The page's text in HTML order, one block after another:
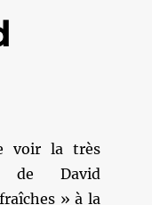
voir la très
de David
» à la